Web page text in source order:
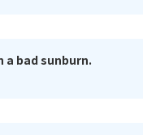
bad sunburn.